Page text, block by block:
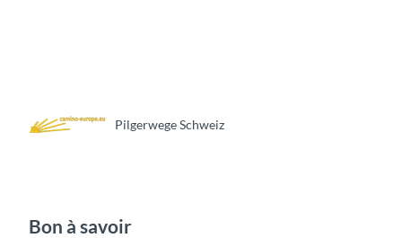
Pilgerwege Schweiz
Bon à savoir